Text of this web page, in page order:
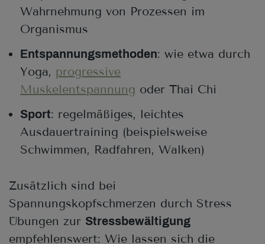
Wahrnehmung von Prozessen im
Organismus
Entspannungsmethoden: wie etwa durch
Yoga, progressive
Muskelentspannung oder Thai Chi
Sport: regelmäßiges, leichtes
Ausdauertraining (beispielsweise
Schwimmen, Radfahren, Walken)
Zusätzlich sind bei
Spannungskopfschmerzen durch Stress
Übungen zur Stressbewältigung
empfehlenswert: Wie lassen sich die